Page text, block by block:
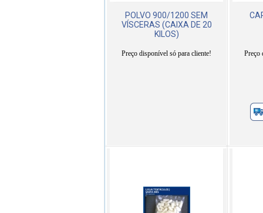
POLVO 900/1200 SEM
VÍSCERAS (CAIXA DE 20
KILOS)
Preço disponível só para cliente! Preço